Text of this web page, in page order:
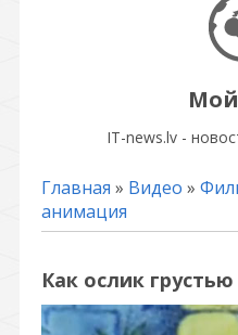
IT-news.lv -
Главная » Видео »
анимация
Как ослик